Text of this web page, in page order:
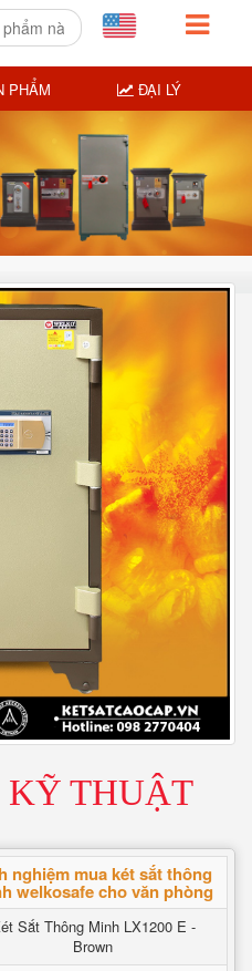
KỸ THUẬT
nghiệm mua két sắt thông
welkosafe cho văn phòng
Sắt Thông Minh LX1200 E -
Brown
PHẨM ĐẠI LÝ